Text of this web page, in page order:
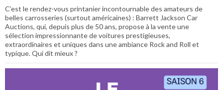
C’est le rendez-vous printanier incontournable des amateurs de
belles carrosseries (surtout américaines) : Barrett Jackson Car
Auctions, qui, depuis plus de 50 ans, propose à la vente une
sélection impressionnante de voitures prestigieuses,
extraordinaires et uniques dans une ambiance Rock and Roll et
typique. Qui dit mieux ?